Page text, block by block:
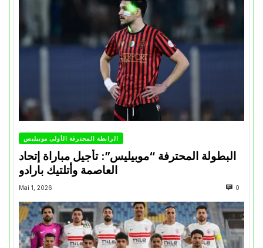
الرابطة المحترفة الأولى موبيليس
البطولة المحترفة “موبيليس”: تأجيل مباراة إتحاد
العاصمة وأتلتيك بارادو
Mai 1, 2026 0